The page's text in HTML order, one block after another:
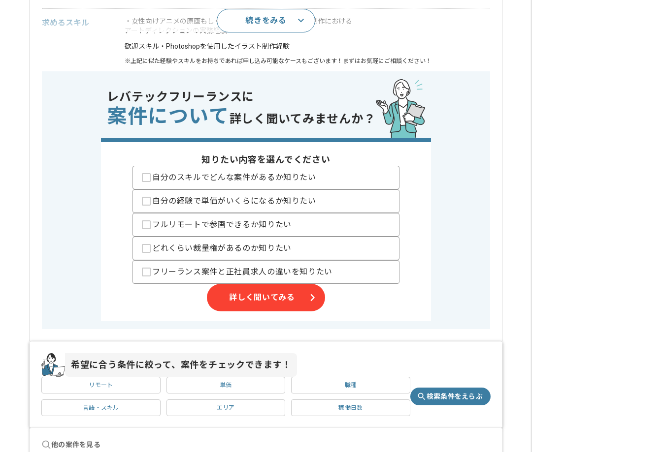
求めるスキル
・女性向けアニメの原画もしくは女性向けゲームのイラスト制作における
アートディレクションの実務経験
歓迎スキル ・Photoshopを使用したイラスト制作経験
※上記に似た経験やスキルをお持ちであれば申し込み可能なケースもございます！まずはお気軽にご相談ください！
特徴
急募 , ゲーム好き歓迎
精算条件
有
精算基準時間
140時間〜180時間
大型ゲームタイトルも運用するゲーム企業にて、
女性向けアイドルリズムゲームの開発における
プランニングをご担当いただきます。
オフィスは駅から近く通いやすいのでお薦めです！
続きをみる
レバテックフリーランスに
案件について 詳しく聞いてみませんか？
知りたい内容を選んでください
自分のスキルでどんな案件があるか知りたい
自分の経験で単価がいくらになるか知りたい
フルリモートで参画できるか知りたい
どれくらい裁量権があるのか知りたい
フリーランス案件と正社員求人の違いを知りたい
詳しく聞いてみる
希望に合う条件に絞って、案件をチェックできます！
リモート 単価 職種
言語・スキル エリア 稼働日数
検索条件をえらぶ
他の案件を見る